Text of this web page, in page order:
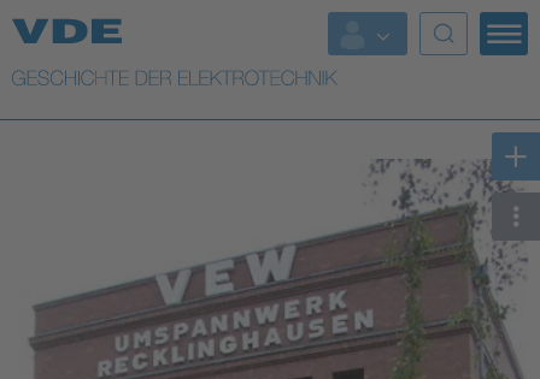
Top Themen
Weitere Themen